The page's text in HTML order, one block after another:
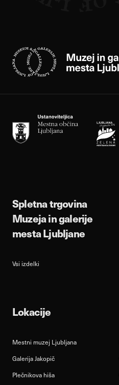
Spletna trgovina
Muzeja in galerije
mesta Ljubljane
Vsi izdelki
Lokacije
Mestni muzej Ljubljana
Galerija Jakopič
Plečnikova hiša